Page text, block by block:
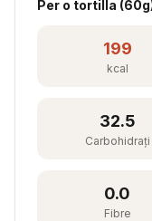
Per o tortilla (60
199
kcal
32.5
Carbohidrați
0.0
Fibre